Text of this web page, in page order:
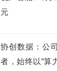
元
协创数据：公
者，始终以“算